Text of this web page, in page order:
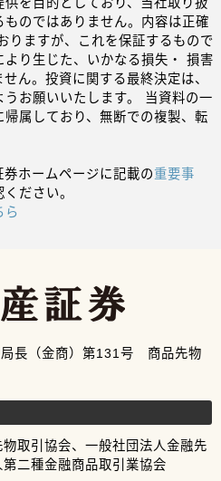
のではありません。内容は正確
りますが、これを保証するもので
り生じた、いかなる損失・ 損害
ん。投資に関する最終決定は、
お願いいたします。 当資料の一
属しており、無断での複製、転
ホームページに記載の重要事
ださい。
ら
長（金商）第131号 商品先物
取引協会、一般社団法人金融先
二種金融商品取引業協会